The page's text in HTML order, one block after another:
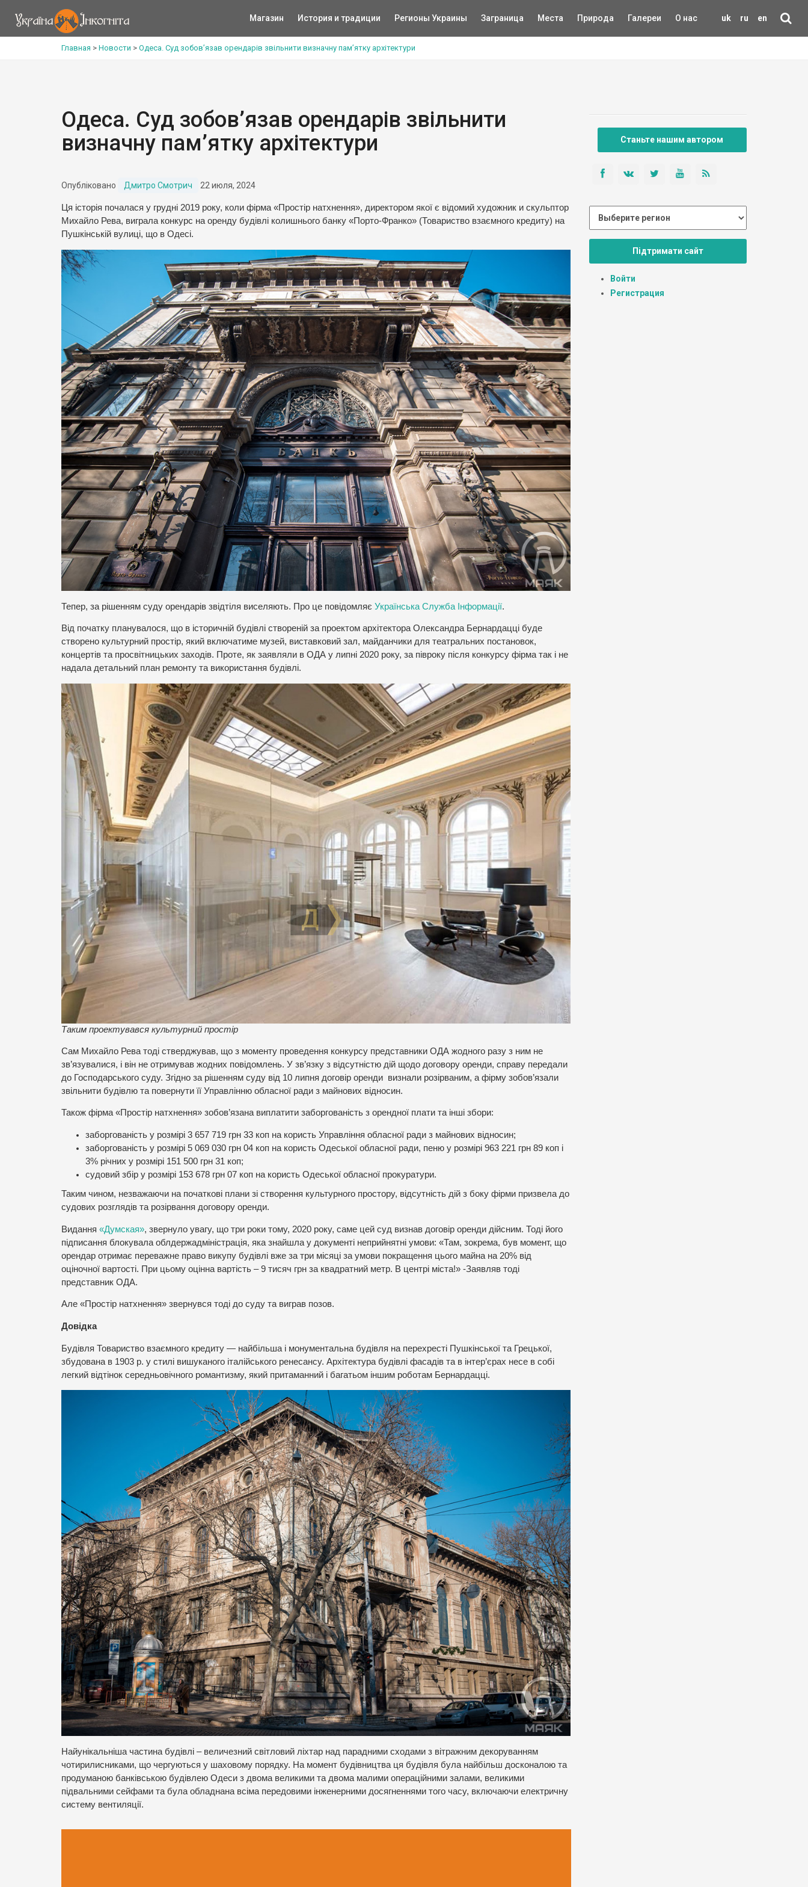
uk ru en
Магазин История и традиции Регионы Украины Заграница Места Природа Галереи О нас
Главная > Новости > Одеса. Суд зобов’язав орендарів звільнити визначну пам’ятку архітектури
Одеса. Суд зобов’язав орендарів звільнити
визначну пам’ятку архітектури
Опубліковано Дмитро Смотрич 22 июля, 2024
Ця історія почалася у грудні 2019 року, коли фірма «Простір натхнення», директором якої є відомий художник и скульптор
Михайло Рева, виграла конкурс на оренду будівлі колишнього банку «Порто-Франко» (Товариство взаємного кредиту) на
Пушкінській вулиці, що в Одесі.
Тепер, за рішенням суду орендарів звідтіля виселяють. Про це повідомляє Українська Служба Інформації.
Від початку планувалося, що в історичній будівлі створеній за проектом архітектора Олександра Бернардацці буде
створено культурний простір, який включатиме музей, виставковий зал, майданчики для театральних постановок,
концертів та просвітницьких заходів. Проте, як заявляли в ОДА у липні 2020 року, за півроку після конкурсу фірма так і не
надала детальний план ремонту та використання будівлі.
Таким проектувався культурний простір
Сам Михайло Рева тоді стверджував, що з моменту проведення конкурсу представники ОДА жодного разу з ним не
зв’язувалися, і він не отримував жодних повідомлень. У зв’язку з відсутністю дій щодо договору оренди, справу передали
до Господарського суду. Згідно за рішенням суду від 10 липня договір оренди визнали розірваним, а фірму зобов’язали
звільнити будівлю та повернути її Управлінню обласної ради з майнових відносин.
Також фірма «Простір натхнення» зобов’язана виплатити заборгованість з орендної плати та інші збори:
заборгованість у розмірі 3 657 719 грн 33 коп на користь Управління обласної ради з майнових відносин;
заборгованість у розмірі 5 069 030 грн 04 коп на користь Одеської обласної ради, пеню у розмірі 963 221 грн 89 коп і
3% річних у розмірі 151 500 грн 31 коп;
судовий збір у розмірі 153 678 грн 07 коп на користь Одеської обласної прокуратури.
Таким чином, незважаючи на початкові плани зі створення культурного простору, відсутність дій з боку фірми призвела до
судових розглядів та розірвання договору оренди.
Видання «Думская», звернуло увагу, що три роки тому, 2020 року, саме цей суд визнав договір оренди дійсним. Тоді його
підписання блокувала облдержадміністрація, яка знайшла у документі неприйнятні умови: «Там, зокрема, був момент, що
орендар отримає переважне право викупу будівлі вже за три місяці за умови покращення цього майна на 20% від
оціночної вартості. При цьому оцінна вартість – 9 тисяч грн за квадратний метр. В центрі міста!» -Заявляв тоді
представник ОДА.
Але «Простір натхнення» звернувся тоді до суду та виграв позов.
Довідка
Будівля Товариство взаємного кредиту — найбільша і монументальна будівля на перехресті Пушкінської та Грецької,
збудована в 1903 р. у стилі вишуканого італійського ренесансу. Архітектура будівлі фасадів та в інтер’єрах несе в собі
легкий відтінок середньовічного романтизму, який притаманний і багатьом іншим роботам Бернардацці.
Найунікальніша частина будівлі – величезний світловий ліхтар над парадними сходами з вітражним декоруванням
чотирилисниками, що чергуються у шаховому порядку. На момент будівництва ця будівля була найбільш досконалою та
продуманою банківською будівлею Одеси з двома великими та двома малими операційними залами, великими
підвальними сейфами та була обладнана всіма передовими інженерними досягненнями того часу, включаючи електричну
систему вентиляції.
Станьте нашим автором
Підтримати сайт
Войти
Регистрация